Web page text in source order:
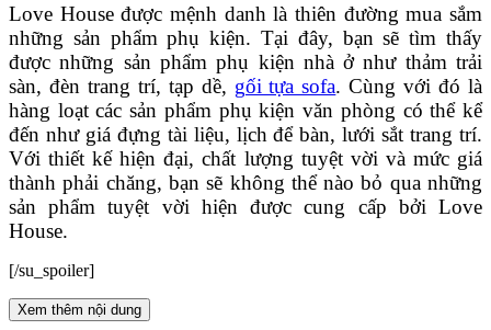
Love House được mệnh danh là thiên đường mua sắm
những sản phẩm phụ kiện. Tại đây, bạn sẽ tìm thấy
được những sản phẩm phụ kiện nhà ở như thảm trải
sàn, đèn trang trí, tạp dề, gối tựa sofa. Cùng với đó là
hàng loạt các sản phẩm phụ kiện văn phòng có thể kể
đến như giá đựng tài liệu, lịch để bàn, lưới sắt trang trí.
Với thiết kế hiện đại, chất lượng tuyệt vời và mức giá
thành phải chăng, bạn sẽ không thể nào bỏ qua những
sản phẩm tuyệt vời hiện được cung cấp bởi Love
House.
[/su_spoiler]
Xem thêm nội dung